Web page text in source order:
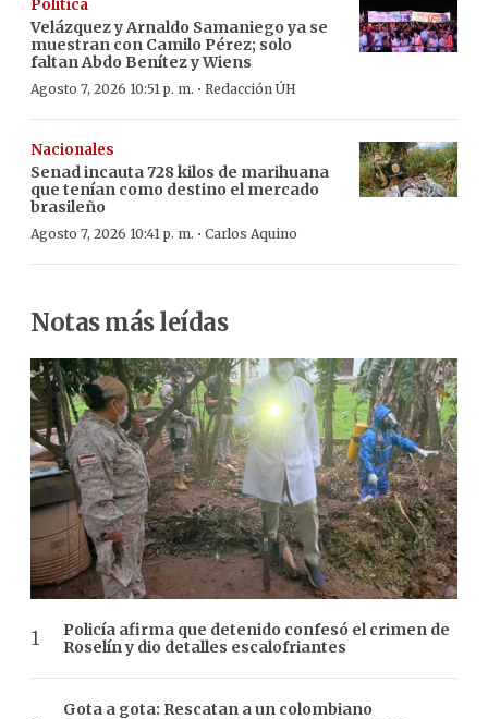
Política
Velázquez y Arnaldo Samaniego ya se
muestran con Camilo Pérez; solo
faltan Abdo Benítez y Wiens
Agosto 7, 2026 10:51 p. m. · Redacción ÚH
Nacionales
Senad incauta 728 kilos de marihuana
que tenían como destino el mercado
brasileño
Agosto 7, 2026 10:41 p. m. · Carlos Aquino
Notas más leídas
Policía afirma que detenido confesó el crimen de
Roselín y dio detalles escalofriantes
Gota a gota: Rescatan a un colombiano